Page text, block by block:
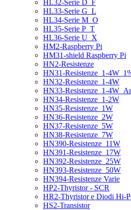
HL32-Serie D_F
HL33-Serie G_L
HL34-Serie M_O
HL35-Serie P_T
HL36-Serie U_X
HM2-Raspberry Pi
HM31-shield Raspberry Pi
HN2-Resistenze
HN31-Resistenze_1-
HN32-Resistenze_1-4W
HN33-Resistenze_1-
HN34-Resistenze_1-2W
HN35-Resistenze_1W
HN36-Resistenze_2W
HN37-Resistenze_5W
HN38-Resistenze_7W
HN390-Resistenze_11W
HN391-Resistenze_17W
HN392-Resistenze_25W
HN393-Resistenze_50W
HN394-Resistenze Varie
HP2-Thyristor - SCR
HR2-Thyristor e Diodi Hi-
HS2-Transistor